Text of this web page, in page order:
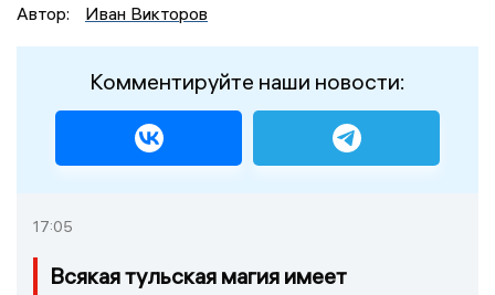
Автор:
Иван Викторов
Комментируйте наши новости:
17:05
Всякая тульская магия имеет